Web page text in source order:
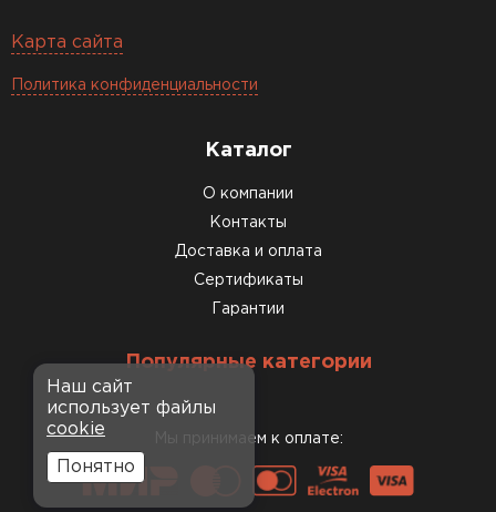
Карта сайта
Политика конфиденциальности
Каталог
О компании
Контакты
Доставка и оплата
Сертификаты
Гарантии
Популярные категории
Мы принимаем к оплате:
Наш сайт
использует файлы
cookie
Понятно